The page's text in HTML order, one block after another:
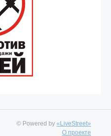
© Powered by «LiveStreet»
О проекте